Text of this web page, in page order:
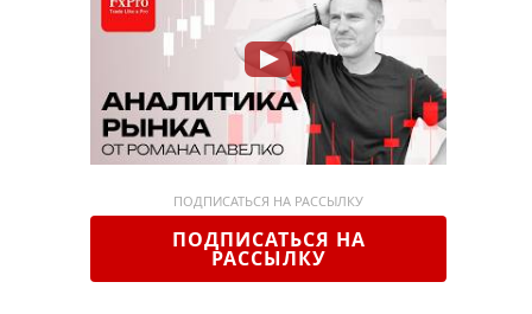
ПОДПИСАТЬСЯ НА РАССЫЛКУ
ПОДПИСАТЬСЯ НА
РАССЫЛКУ